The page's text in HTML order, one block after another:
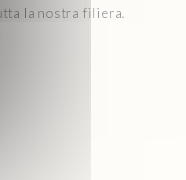
la nostra filiera.